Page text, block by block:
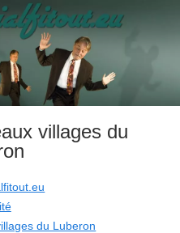
villages du
du Luberon